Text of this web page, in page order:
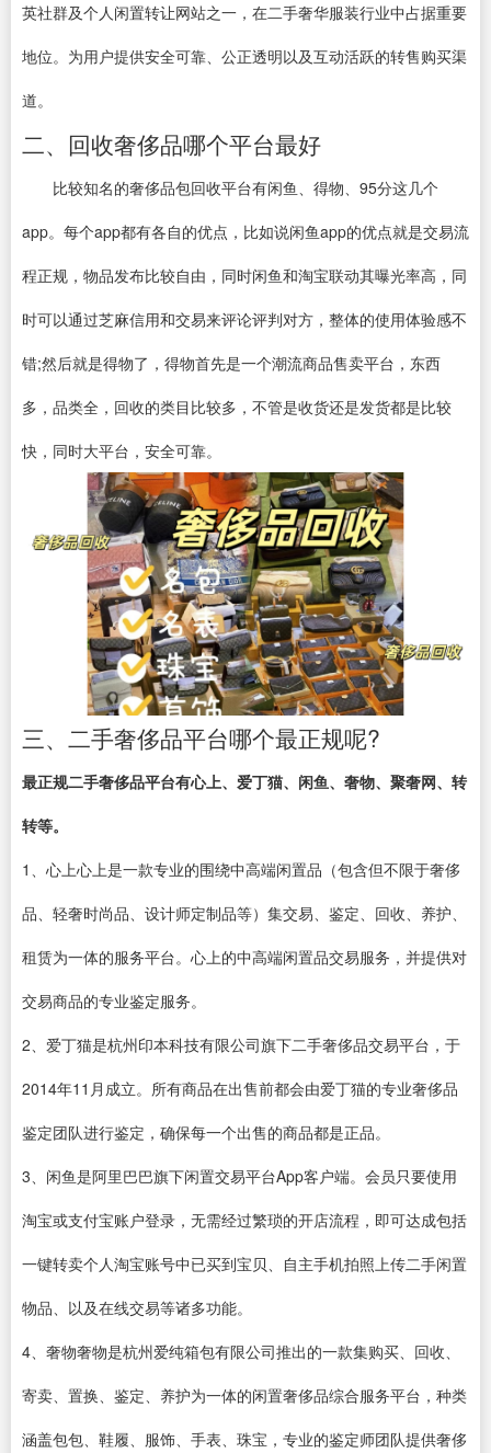
英社群及个人闲置转让网站之一，在二手奢华服装行业中占据重要
地位。为用户提供安全可靠、公正透明以及互动活跃的转售购买渠
道。
二、回收奢侈品哪个平台最好
比较知名的奢侈品包回收平台有闲鱼、得物、95分这几个
app。每个app都有各自的优点，比如说闲鱼app的优点就是交易流
程正规，物品发布比较自由，同时闲鱼和淘宝联动其曝光率高，同
时可以通过芝麻信用和交易来评论评判对方，整体的使用体验感不
错;然后就是得物了，得物首先是一个潮流商品售卖平台，东西
多，品类全，回收的类目比较多，不管是收货还是发货都是比较
快，同时大平台，安全可靠。
三、二手奢侈品平台哪个最正规呢?
最正规二手奢侈品平台有心上、爱丁猫、闲鱼、奢物、聚奢网、转
转等。
1、心上心上是一款专业的围绕中高端闲置品（包含但不限于奢侈
品、轻奢时尚品、设计师定制品等）集交易、鉴定、回收、养护、
租赁为一体的服务平台。心上的中高端闲置品交易服务，并提供对
交易商品的专业鉴定服务。
2、爱丁猫是杭州印本科技有限公司旗下二手奢侈品交易平台，于
2014年11月成立。所有商品在出售前都会由爱丁猫的专业奢侈品
鉴定团队进行鉴定，确保每一个出售的商品都是正品。
3、闲鱼是阿里巴巴旗下闲置交易平台App客户端。会员只要使用
淘宝或支付宝账户登录，无需经过繁琐的开店流程，即可达成包括
一键转卖个人淘宝账号中已买到宝贝、自主手机拍照上传二手闲置
物品、以及在线交易等诸多功能。
4、奢物奢物是杭州爱纯箱包有限公司推出的一款集购买、回收、
寄卖、置换、鉴定、养护为一体的闲置奢侈品综合服务平台，种类
涵盖包包、鞋履、服饰、手表、珠宝，专业的鉴定师团队提供奢侈